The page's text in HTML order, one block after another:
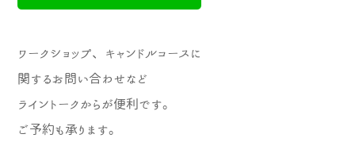
ワークショップ、キャンドルコースに
関するお問い合わせなど
ライントークからが便利です。
ご予約も承ります。